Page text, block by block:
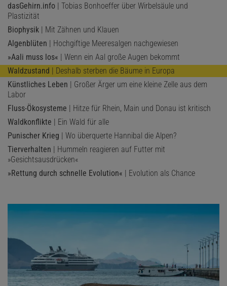
dasGehirn.info | Tobias Bonhoeffer über Wirbelsäule und
Plastizität
Biophysik | Mit Zähnen und Klauen
Algenblüten | Hochgiftige Meeresalgen nachgewiesen
»Aali muss los« | Wenn ein Aal große Augen bekommt
Waldzustand | Deshalb sterben die Bäume in Europa
Künstliches Leben | Großer Ärger um eine kleine Zelle aus dem
Labor
Fluss-Ökosysteme | Hitze für Rhein, Main und Donau ist kritisch
Waldkonflikte | Ein Wald für alle
Punischer Krieg | Wo überquerte Hannibal die Alpen?
Tierverhalten | Hummeln reagieren auf Futter mit
»Gesichtsausdrücken«
»Rettung durch schnelle Evolution« | Evolution als Chance